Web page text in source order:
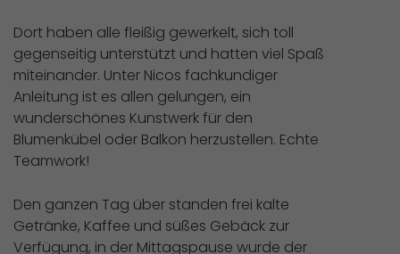
Dort haben alle fleißig gewerkelt, sich toll
gegenseitig unterstützt und hatten viel Spaß
miteinander. Unter Nicos fachkundiger
Anleitung ist es allen gelungen, ein
wunderschönes Kunstwerk für den
Blumenkübel oder Balkon herzustellen. Echte
Teamwork!
Den ganzen Tag über standen frei kalte
Getränke, Kaffee und süßes Gebäck zur
Verfügung, in der Mittagspause wurde der